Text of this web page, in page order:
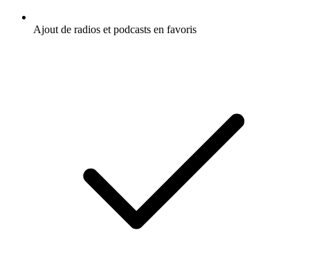
Ajout de radios et podcasts en favoris